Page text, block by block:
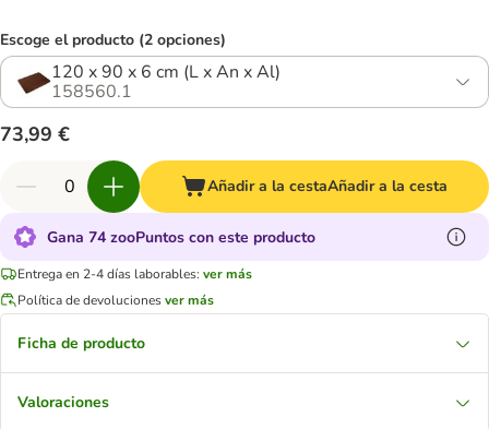
Escoge el producto (2 opciones)
120 x 90 x 6 cm (L x An x Al)
158560.1
73,99 €
Añadir a la cestaAñadir a la cesta
Gana 74 zooPuntos con este producto
Entrega en 2-4 días laborables: ver más
Política de devolucionesver más
Ficha de producto
Valoraciones